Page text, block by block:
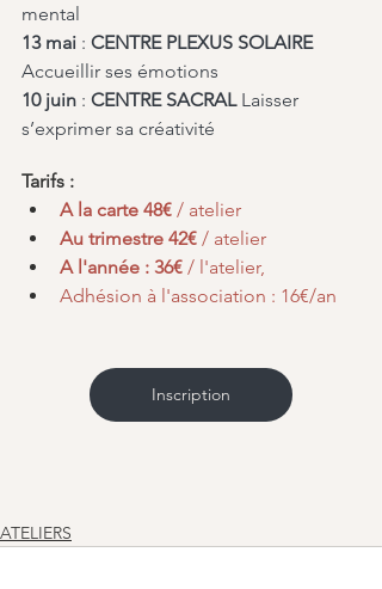
mental
13 mai : CENTRE PLEXUS SOLAIRE
Accueillir ses émotions
10 juin : CENTRE SACRAL Laisser
s’exprimer sa créativité
Tarifs :
A la carte 48€ / atelier
Au trimestre 42€ / atelier
A l'année : 36€ / l'atelier,
Adhésion à l'association : 16€/an
Inscription
ATELIERS